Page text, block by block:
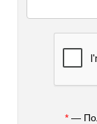
* —